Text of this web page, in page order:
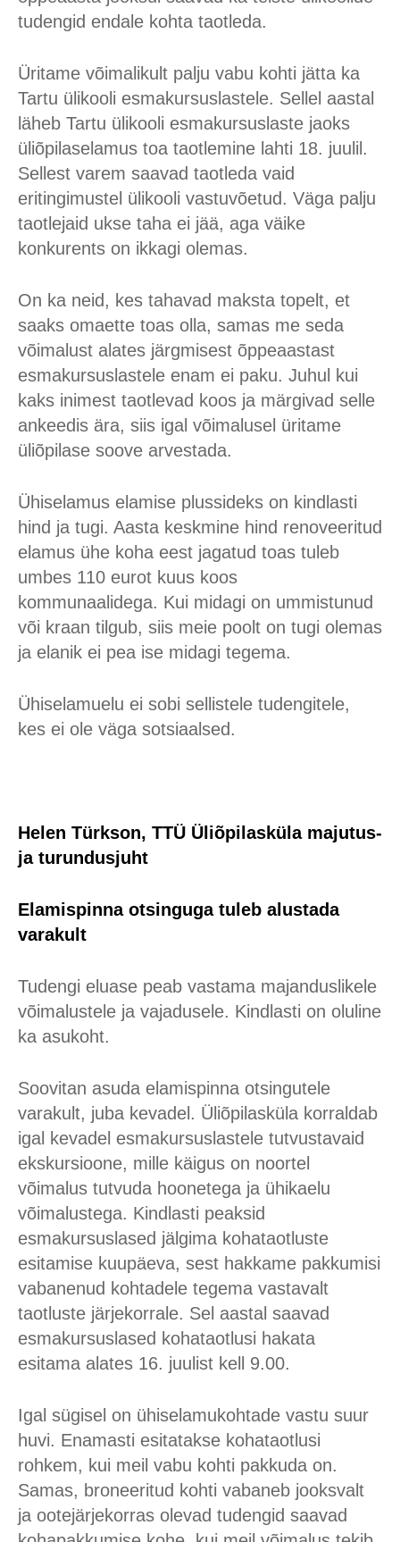
tudengid endale kohta taotleda.
Üritame võimalikult palju vabu kohti jätta ka
Tartu ülikooli esmakursuslastele. Sellel aastal
läheb Tartu ülikooli esmakursuslaste jaoks
üliõpilaselamus toa taotlemine lahti 18. juulil.
Sellest varem saavad taotleda vaid
eritingimustel ülikooli vastuvõetud. Väga palju
taotlejaid ukse taha ei jää, aga väike
konkurents on ikkagi olemas.
On ka neid, kes tahavad maksta topelt, et
saaks omaette toas olla, samas me seda
võimalust alates järgmisest õppeaastast
esmakursuslastele enam ei paku. Juhul kui
kaks inimest taotlevad koos ja märgivad selle
ankeedis ära, siis igal võimalusel üritame
üliõpilase soove arvestada.
Ühiselamus elamise plussideks on kindlasti
hind ja tugi. Aasta keskmine hind renoveeritud
elamus ühe koha eest jagatud toas tuleb
umbes 110 eurot kuus koos
kommunaalidega. Kui midagi on ummistunud
või kraan tilgub, siis meie poolt on tugi olemas
ja elanik ei pea ise midagi tegema.
Ühiselamuelu ei sobi sellistele tudengitele,
kes ei ole väga sotsiaalsed.
Helen Türkson, TTÜ Üliõpilasküla majutus-
ja turundusjuht
Elamispinna otsinguga tuleb alustada
varakult
Tudengi eluase peab vastama majanduslikele
võimalustele ja vajadusele. Kindlasti on oluline
ka asukoht.
Soovitan asuda elamispinna otsingutele
varakult, juba kevadel. Üliõpilasküla korraldab
igal kevadel esmakursuslastele tutvustavaid
ekskursioone, mille käigus on noortel
võimalus tutvuda hoonetega ja ühika­elu
võimalustega. Kindlasti peaksid
esmakursuslased jälgima kohataotluste
esitamise kuupäeva, sest hakkame pakkumisi
vabanenud kohtadele tegema vastavalt
taotluste järjekorrale. Sel aastal saavad
esmakursuslased kohataotlusi hakata
esitama alates 16. juulist kell 9.00.
Igal sügisel on ühiselamukohtade vastu suur
huvi. Enamasti esitatakse kohataotlusi
rohkem, kui meil vabu kohti pakkuda on.
Samas, broneeritud kohti vabaneb jooksvalt
ja ootejärjekorras olevad tudengid saavad